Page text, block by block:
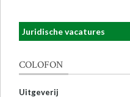
Juridische vacatures
COLOFON
Uitgeverij